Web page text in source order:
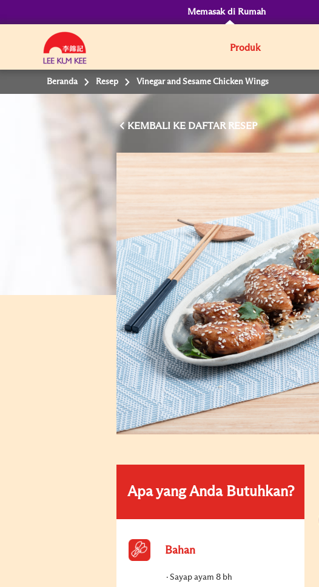
Memasak di Rumah
Produk
Beranda Resep Vinegar and Sesame Chicken Wings
KEMBALI
Apa yang Anda Butuhkan?
Bahan
Sayap ayam 8 bh